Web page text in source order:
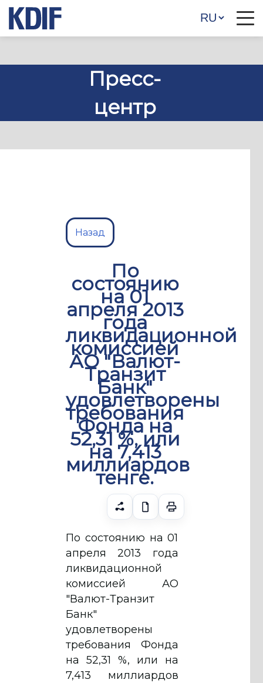
Пресс-
центр
Назад
По
состоянию
на 01
апреля 2013
года
ликвидационной
комиссией
АО "Валют-
Транзит
Банк"
удовлетворены
требования
Фонда на
52,31 %, или
на 7,413
миллиардов
тенге.
По состоянию на 01
апреля 2013 года
ликвидационной
комиссией АО
"Валют-Транзит
Банк"
удовлетворены
требования Фонда
на 52,31 %, или на
7,413 миллиардов